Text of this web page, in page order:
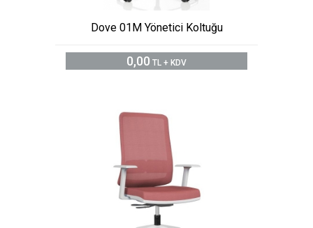
Dove 01M Yönetici Koltuğu
0,00 TL + KDV